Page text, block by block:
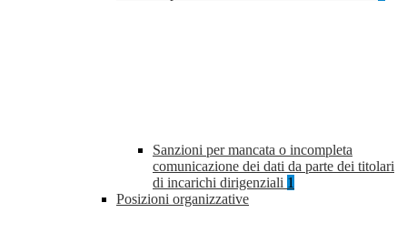
Sanzioni per mancata o incompleta
comunicazione dei dati da parte dei titolari
di incarichi dirigenziali 1
Posizioni organizzative